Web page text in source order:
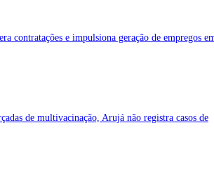
contratações e impulsiona geração de empregos
de multivacinação, Arujá não registra casos de